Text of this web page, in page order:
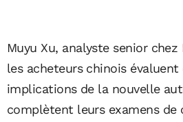
Muyu Xu, analyste senior chez
les acheteurs chinois évaluent
implications de la nouvelle
complètent leurs examens de